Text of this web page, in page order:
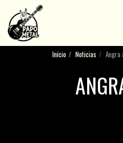
Início Noticias Angra